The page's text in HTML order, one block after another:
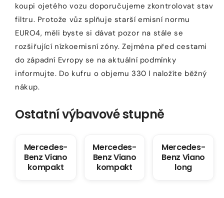
koupi ojetého vozu doporučujeme zkontrolovat stav
filtru. Protože vůz splňuje starší emisní normu
EURO4, měli byste si dávat pozor na stále se
rozšiřující nízkoemisní zóny. Zejména před cestami
do západní Evropy se na aktuální podmínky
informujte. Do kufru o objemu 330 l naložíte běžný
nákup.
Ostatní výbavové stupně
Mercedes-
Benz Viano
kompakt
Mercedes-
Benz Viano
kompakt
Mercedes-
Benz Viano
long